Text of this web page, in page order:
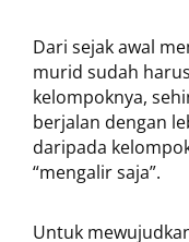
Dari sejak awal
murid sudah
kelompoknya,
berjalan dengan
daripada
“mengalir saja”.
Untuk